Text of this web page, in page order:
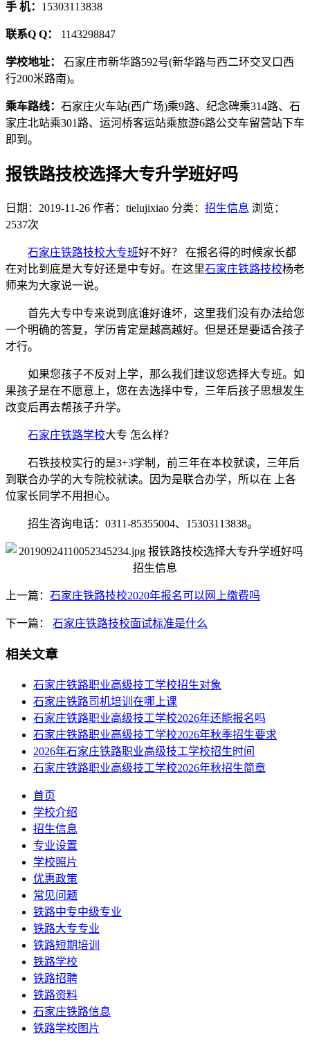
手 机： 15303113838
联系Q Q： 1143298847
学校地址： 石家庄市新华路592号(新华路与西二环交叉口西
行200米路南)。
乘车路线： 石家庄火车站(西广场)乘9路、纪念碑乘314路、石
家庄北站乘301路、运河桥客运站乘旅游6路公交车留营站下车
即到。
报铁路技校选择大专升学班好吗
日期：2019-11-26 作者：tielujixiao 分类： 招生信息 浏览：
2537次
石家庄铁路技校大专班好不好？ 在报名得的时候家长都
在对比到底是大专好还是中专好。在这里石家庄铁路技校杨老
师来为大家说一说。
首先大专中专来说到底谁好谁坏，这里我们没有办法给您
一个明确的答复，学历肯定是越高越好。但是还是要适合孩子
才行。
如果您孩子不反对上学，那么我们建议您选择大专班。如
果孩子是在不愿意上，您在去选择中专，三年后孩子思想发生
改变后再去帮孩子升学。
石家庄铁路学校大专 怎么样？
石铁技校实行的是3+3学制，前三年在本校就读，三年后
到联合办学的大专院校就读。因为是联合办学，所以在 上各
位家长同学不用担心。
招生咨询电话：0311-85355004、15303113838。
上一篇： 石家庄铁路技校2020年报名可以网上缴费吗
下一篇： 石家庄铁路技校面试标准是什么
相关文章
石家庄铁路职业高级技工学校招生对象
石家庄铁路司机培训在哪上课
石家庄铁路职业高级技工学校2026年还能报名吗
石家庄铁路职业高级技工学校2026年秋季招生要求
2026年石家庄铁路职业高级技工学校招生时间
石家庄铁路职业高级技工学校2026年秋招生简章
首页
学校介绍
招生信息
专业设置
学校照片
优惠政策
常见问题
铁路中专中级专业
铁路大专专业
铁路短期培训
铁路学校
铁路招聘
铁路资料
石家庄铁路信息
铁路学校图片